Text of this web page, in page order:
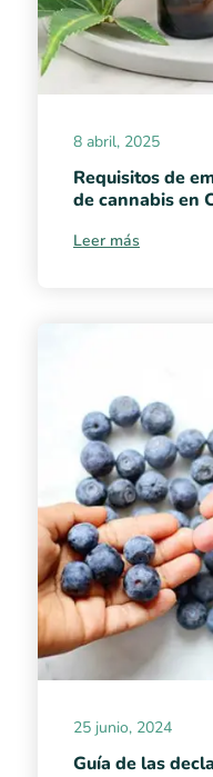
8 abril, 2025
Requisitos de
de cannabis en
Leer más
25 junio, 2024
Guía de las